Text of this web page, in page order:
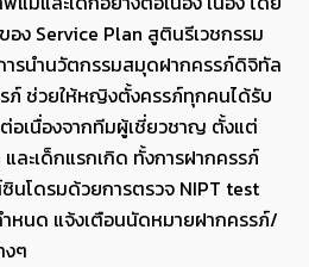
อง Service Plan สูตินรีเวชกรรม
รนำนวัตกรรมสมุดฝากครรภ์ดิจิทัล
ภ์ ช่วยให้หญิงตั้งครรภ์ทุกคนได้รับ
อเนื่องจากทีมผู้เชี่ยวชาญ ตั้งแต่
ะเด็กแรกเกิด ทั้งการฝากครรภ์
โดรมด้วยการตรวจ NIPT test
หนด แจ้งเตือนนัดหมายฝากครรภ์/
งๆ